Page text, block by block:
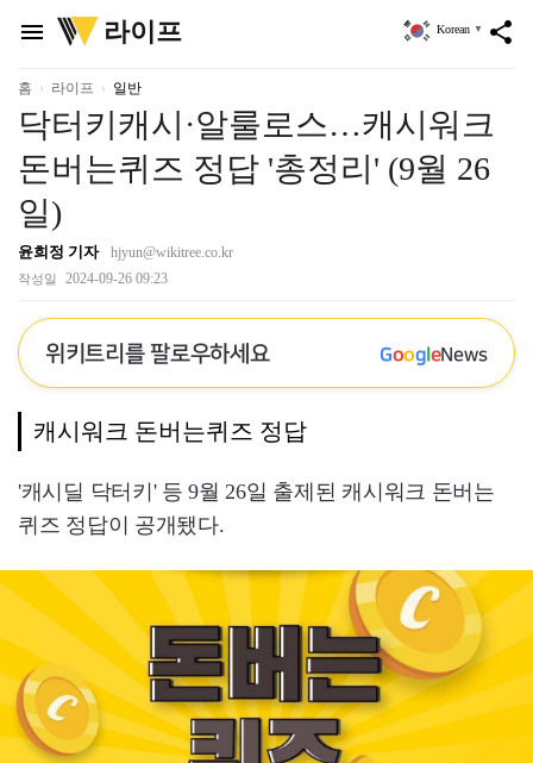
menu
위
키
리
라이프 share
Korean ▼
홈 라이프 일반
닥터키캐시·알룰로스…캐시워크
돈버는퀴즈 정답 '총정리' (9월 26
일)
윤희정 기자 hjyun@wikitree.co.kr
작성일 2024-09-26 09:23
위키트리를 팔로우하세요 GoogleNews
캐시워크 돈버는퀴즈 정답
'캐시딜 닥터키' 등 9월 26일 출제된 캐시워크 돈버는
퀴즈 정답이 공개됐다.